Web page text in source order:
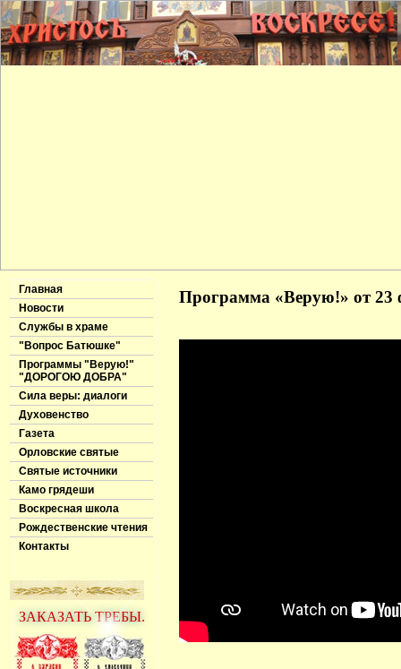
Главная
Новости
Службы в храме
"Вопрос Батюшке"
Программы "Верую!"
"ДОРОГОЮ ДОБРА"
Сила веры: диалоги
Духовенство
Газета
Орловские святые
Святые источники
Камо грядеши
Воскресная школа
Рождественские чтения
Контакты
ЗАКАЗАТЬ ТРЕБЫ.
Программа «Верую!» от 23